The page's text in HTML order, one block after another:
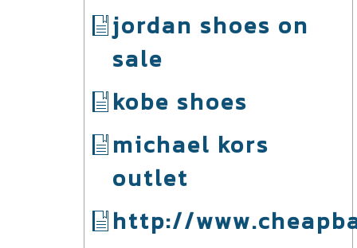
jordan shoes on
sale
kobe shoes
michael kors
outlet
http://